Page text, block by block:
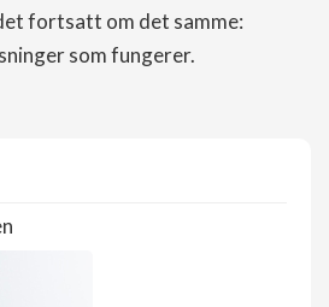
fortsatt om det samme:
som fungerer.